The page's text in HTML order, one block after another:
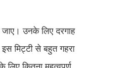
जाए। उनके लिए दरगाह
मिट्टी से बहुत गहरा